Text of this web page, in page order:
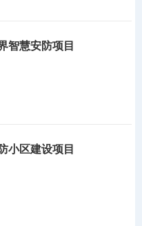
智慧安防项目
小区建设项目